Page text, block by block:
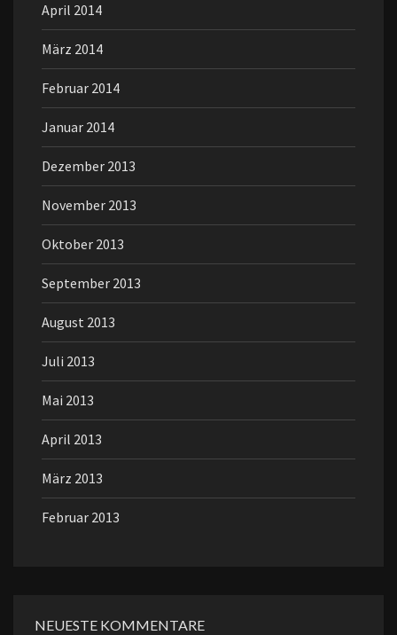
April 2014
März 2014
Februar 2014
Januar 2014
Dezember 2013
November 2013
Oktober 2013
September 2013
August 2013
Juli 2013
Mai 2013
April 2013
März 2013
Februar 2013
NEUESTE KOMMENTARE